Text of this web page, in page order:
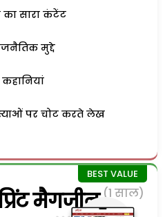
सारा कंटेंट
मुद्दे
कहानियां
पर चोट करते लेख
मैगजीन (1 साल)